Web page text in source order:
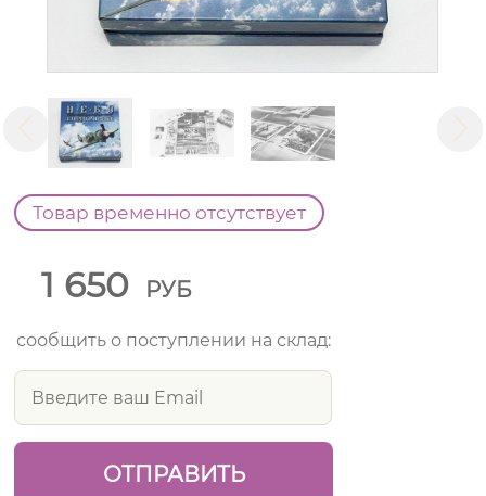
Товар временно отсутствует
1 650 РУБ
сообщить о поступлении на склад: